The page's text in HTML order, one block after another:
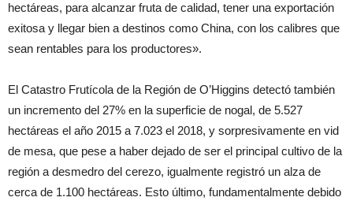
hectáreas, para alcanzar fruta de calidad, tener una exportación
exitosa y llegar bien a destinos como China, con los calibres que
sean rentables para los productores».
El Catastro Frutícola de la Región de O’Higgins detectó también
un incremento del 27% en la superficie de nogal, de 5.527
hectáreas el año 2015 a 7.023 el 2018, y sorpresivamente en vid
de mesa, que pese a haber dejado de ser el principal cultivo de la
región a desmedro del cerezo, igualmente registró un alza de
cerca de 1.100 hectáreas. Esto último, fundamentalmente debido